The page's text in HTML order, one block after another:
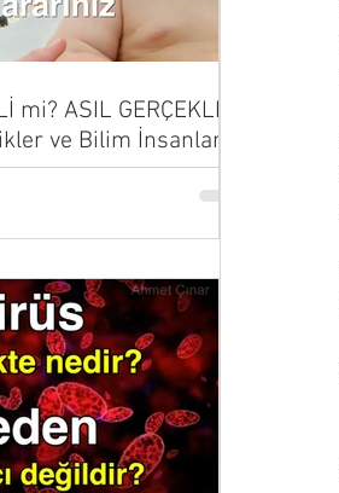
mi? ASIL GERÇEKLER
ve Bilim İnsanları